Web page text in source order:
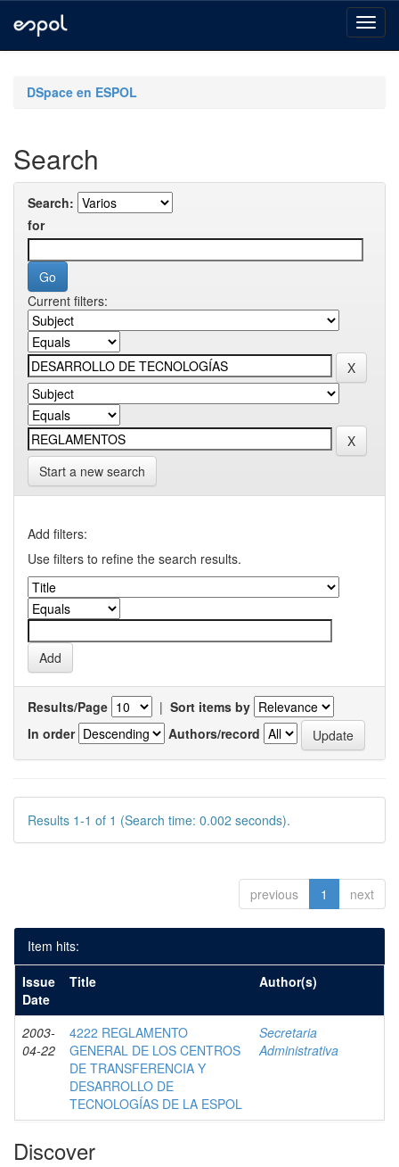
navigationDSpace en ESPOL
Search
Search:
for
Current filters:
Start a new search
Add filters:
Use filters to refine the search results.
Results/Page | Sort items by
In order
Authors/record
Results 1-1 of 1 (Search time: 0.002 seconds).
previous 1 next
Item hits:
Issue
Date
Title Author(s)
2003-
04-22
4222 REGLAMENTO
GENERAL DE LOS CENTROS
DE TRANSFERENCIA Y
DESARROLLO DE
TECNOLOGÍAS DE LA ESPOL
Secretaria
Administrativa
Discover